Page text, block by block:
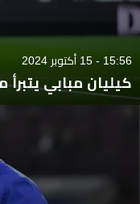
15:56 - 15 أكتوبر 2024
كيليان مبابي يتبرأ